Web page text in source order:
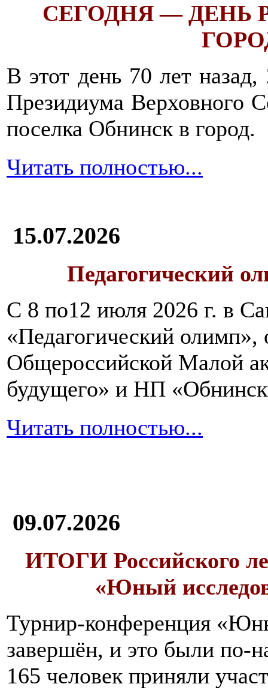
СЕГОДНЯ — ДЕНЬ
В этот день 70 лет
Президиума Верховного
поселка Обнинск в город.
Читать полностью...
15.07.2026
Педагогический
С 8 по12 июля 2026 г. в
«Педагогический олимп»,
Общероссийской Малой
будущего» и НП
Читать полностью...
09.07.2026
ИТОГИ Российского
«Юный
Турнир-конференция
завершён, и это были по-
165 человек приняли